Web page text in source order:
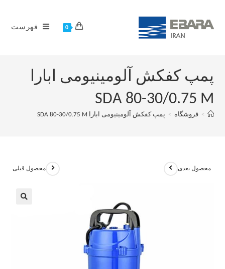
0 فهرست
پمپ کفکش آلومینیومی ابارا
SDA 80-30/0.75 M
> فروشگاه > پمپ کفکش آلومینیومی ابارا SDA 80-30/0.75 M
محصول قبلی محصول بعدی